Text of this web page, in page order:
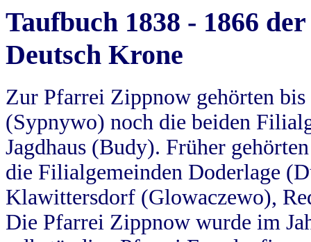
Taufbuch 1838 - 1866
Deutsch Krone
Zur Pfarrei Zippnow gehörten
(Sypnywo) noch die beiden
Jagdhaus (Budy). Früher
die Filialgemeinden Doderlage
Klawittersdorf (Glowaczewo),
Die Pfarrei Zippnow wurde im